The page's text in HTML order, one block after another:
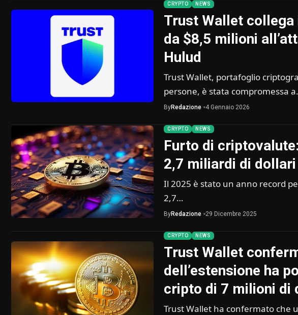
CRYPTO NEWS
Trust Wallet
da $8,5 milioni
Hulud
Trust Wallet, portafoglio
persone, è stata compromessa
ByRedazione 4 Gennaio 2026
CRYPTO NEWS
Furto di
2,7 miliardi di dollari
Il 2025 è stato un anno record
2,7…
ByRedazione 29 Dicembre 2025
CRYPTO NEWS
Trust Wallet
dell’estensione ha
cripto di 7 milioni di
Trust Wallet ha confermato che